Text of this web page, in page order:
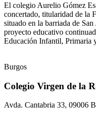
El colegio Aurelio Gómez
concertado, titularidad de la
situado en la barriada de
proyecto educativo
Educación Infantil, Primaria
Burgos
Colegio Virgen de la
Avda. Cantabria 33, 09006